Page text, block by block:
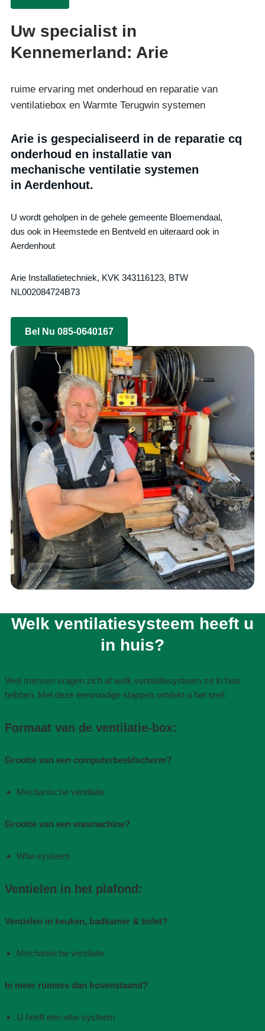
Uw specialist in
Kennemerland: Arie
ruime ervaring met onderhoud en reparatie van
ventilatiebox en Warmte Terugwin systemen
Arie is gespecialiseerd in de reparatie cq
onderhoud en installatie van
mechanische ventilatie systemen
in Aerdenhout.
U wordt geholpen in de gehele gemeente Bloemendaal,
dus ook in Heemstede en Bentveld en uiteraard ook in
Aerdenhout
Arie Installatietechniek, KVK 343116123, BTW
NL002084724B73
Bel Nu 085-0640167
Welk ventilatiesysteem heeft u
in huis?​
Veel mensen vragen zich af welk ventilatiesysteem ze in huis
hebben. Met deze eenvoudige stappen ontdekt u het snel:
Formaat van de ventilatie-box​:
Grootte van een computerbeeldscherm?
Mechanische ventilatie​
Grootte van een wasmachine?
Wtw-systeem
Ventielen in het plafond:
Ventielen in keuken, badkamer & toilet?
Mechanische ventilatie​
In meer ruimtes dan bovenstaand?
U heeft een wtw-systeem